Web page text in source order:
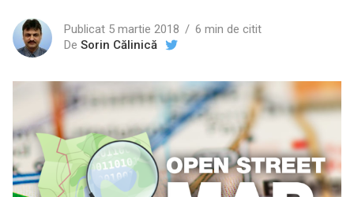
Publicat 5 martie 2018
6 min de citit
De Sorin Călinică